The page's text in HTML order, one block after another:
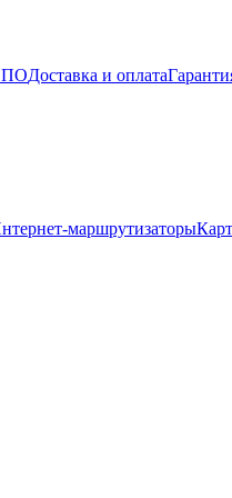
ПОДоставка и оплата
маршрутизаторы